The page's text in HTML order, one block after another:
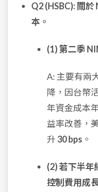
Q2 (HSBC): 關
本。
(1) 第二季
A: 主要有兩
降，因台幣
年資金成本
益率改善，
升 30 bps 。
(2) 若下半年
控制費用成